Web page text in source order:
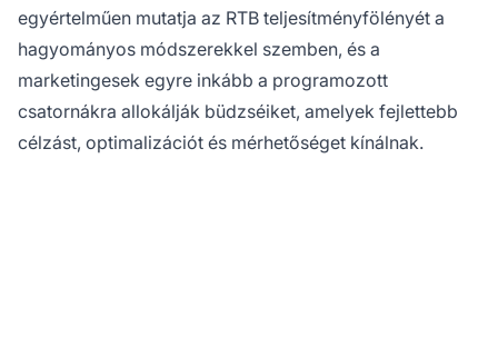
egyértelműen mutatja az RTB teljesítményfölényét a
hagyományos módszerekkel szemben, és a
marketingesek egyre inkább a programozott
csatornákra allokálják büdzséiket, amelyek fejlettebb
célzást, optimalizációt és mérhetőséget kínálnak.